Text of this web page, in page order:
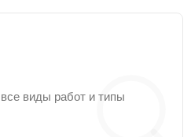
виды работ и типы